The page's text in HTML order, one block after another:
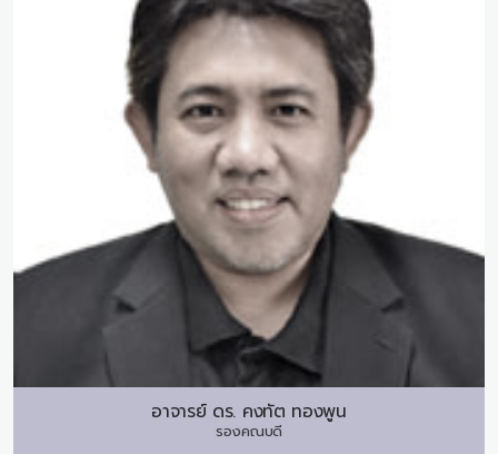
อาจารย์ ดร. คงทัต ทองพูน
รองคณบดี